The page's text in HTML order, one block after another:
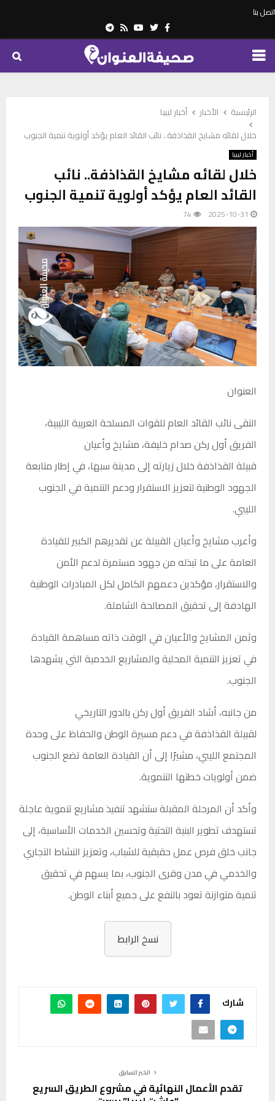
اتصل بنا
Facebook
Twitter
Youtube
Rss
Telegram
PRIMARY
الرئيسية الأخبار
أخبار ليبيا
خلال لقائه مشايخ القذاذفة.. نائب القائد العام يؤكد أولوية تنمية الجنوب
أخبار ليبيا
خلال لقائه مشايخ القذاذفة.. نائب
القائد العام يؤكد أولوية تنمية الجنوب
2025-10-31
74
العنوان
التقى نائب القائد العام للقوات المسلحة العربية الليبية،
الفريق أول ركن صدام خليفة، مشايخ وأعيان
قبيلة القذاذفة خلال زيارته إلى مدينة سبها، في إطار متابعة
الجهود الوطنية لتعزيز الاستقرار ودعم التنمية في الجنوب
الليبي.
وأعرب مشايخ وأعيان القبيلة عن تقديرهم الكبير للقيادة
العامة على ما تبذله من جهود مستمرة لدعم الأمن
والاستقرار، مؤكدين دعمهم الكامل لكل المبادرات الوطنية
الهادفة إلى تحقيق المصالحة الشاملة.
وثمن المشايخ والأعيان في الوقت ذاته مساهمة القيادة
في تعزيز التنمية المحلية والمشاريع الخدمية التي يشهدها
الجنوب.
من جانبه، أشاد الفريق أول ركن بالدور التاريخي
لقبيلة القذاذفة في دعم مسيرة الوطن والحفاظ على وحدة
المجتمع الليبي، مشيرًا إلى أن القيادة العامة تضع الجنوب
ضمن أولويات خطتها التنموية.
وأكد أن المرحلة المقبلة ستشهد تنفيذ مشاريع تنموية عاجلة
تستهدف تطوير البنية التحتية وتحسين الخدمات الأساسية، إلى
جانب خلق فرص عمل حقيقية للشباب، وتعزيز النشاط التجاري
والخدمي في مدن وقرى الجنوب، بما يسهم في تحقيق
تنمية متوازنة تعود بالنفع على جميع أبناء الوطن.
نسخ الرابط
شارك
الخبر السابق
تقدم الأعمال النهائية في مشروع الطريق السريع